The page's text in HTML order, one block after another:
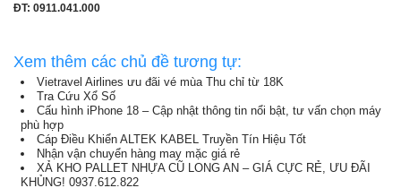
ĐT: 0911.041.000
Xem thêm các chủ đề tương tự:
Vietravel Airlines ưu đãi vé mùa Thu chỉ từ 18K
Tra Cứu Xổ Số
Cấu hình iPhone 18 – Cập nhật thông tin nổi bật, tư vấn chọn máy
phù hợp
Cáp Điều Khiển ALTEK KABEL Truyền Tín Hiệu Tốt
Nhận vận chuyển hàng may mặc giá rẻ
XẢ KHO PALLET NHỰA CŨ LONG AN – GIÁ CỰC RẺ, ƯU ĐÃI
KHỦNG! 0937.612.822